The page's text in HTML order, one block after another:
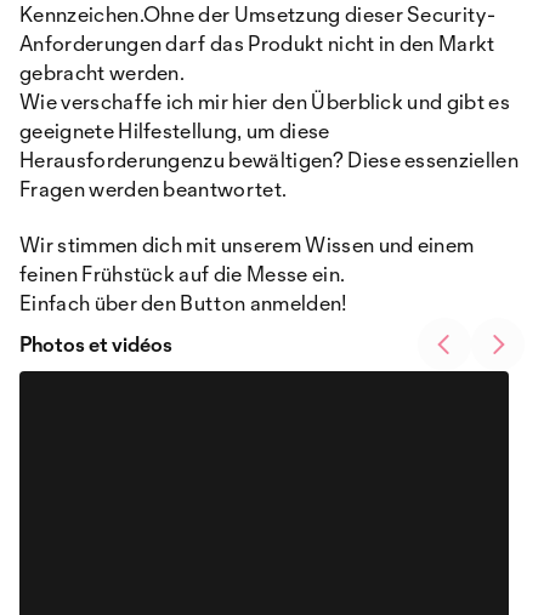
Kennzeichen.Ohne der Umsetzung dieser Security-
Anforderungen darf das Produkt nicht in den Markt
gebracht werden.
Wie verschaffe ich mir hier den Überblick und gibt es
geeignete Hilfestellung, um diese
Herausforderungenzu bewältigen? Diese essenziellen
Fragen werden beantwortet.
Wir stimmen dich mit unserem Wissen und einem
feinen Frühstück auf die Messe ein.
Einfach über den Button anmelden!
Photos et vidéos